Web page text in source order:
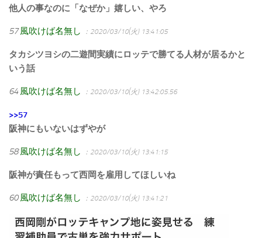
他人の事なのに「なぜか」嬉しい、やろ
57 風吹けば名無し ：2020/03/10(火) 13:41:05
タカシツヨシの二遊間実績にロッテで勝てる人材が居るかと
いう話
64 風吹けば名無し ：2020/03/10(火) 13:42:05.56
>>57
阪神にもいないはずやが
58 風吹けば名無し ：2020/03/10(火) 13:41:15
阪神が責任もって西岡を雇用してほしいね
60 風吹けば名無し ：2020/03/10(火) 13:41:21